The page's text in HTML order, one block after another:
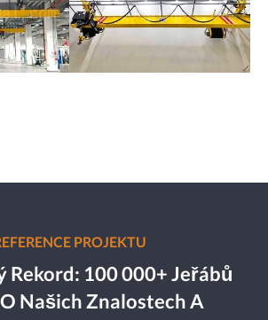
PROJEKTU
Rekord: 100 000+ Jeřábů
Našich Znalostech A